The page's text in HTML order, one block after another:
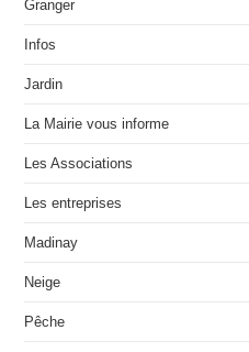
Granger
Infos
Jardin
La Mairie vous informe
Les Associations
Les entreprises
Madinay
Neige
Pêche